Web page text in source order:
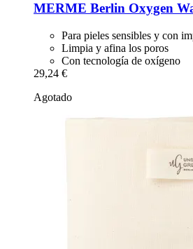
MERME Berlin Oxygen
Para pieles sensibles y con
Limpia y afina los poros
Con tecnología de oxígeno
29,24 €
Agotado